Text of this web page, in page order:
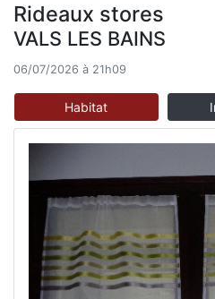
Rideaux stores
VALS LES BAINS
06/07/2026 à 21h09
Habitat